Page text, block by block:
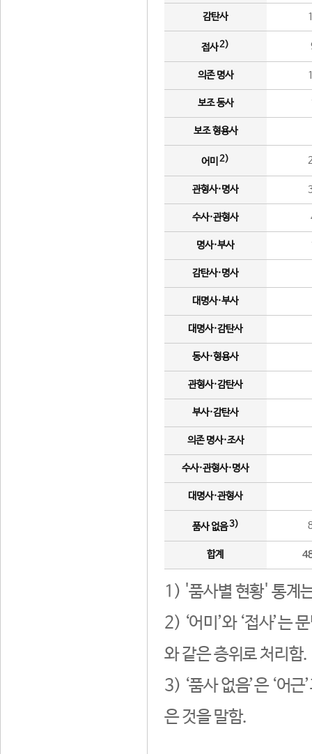
감탄사
접사2)
의존 명사
보조 동사
보조 형용사
어미 2)
관형사·명사
수사·관형사
명사·부사
감탄사·명사
대명사·부사
대명사·감탄사
동사·형용사
관형사·감탄사
부사·감탄사
의존 명사·조사
수사·관형사·명사
대명사·관형사
품사 없음3)
합계
1) '품사별 현황' 통계
2) ‘어미’와 ‘접사’는
와 같은 층위로 처리함.
3) ‘품사 없음’은 ‘어
은 것을 말함.